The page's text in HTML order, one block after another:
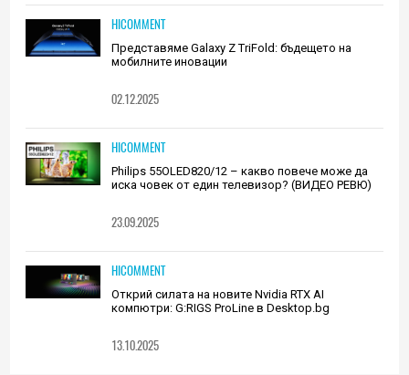
HICOMMENT
Представяме Galaxy Z TriFold: бъдещето на
мобилните иновации
02.12.2025
HICOMMENT
Philips 55OLED820/12 – какво повече може да
иска човек от един телевизор? (ВИДЕО РЕВЮ)
23.09.2025
HICOMMENT
Открий силата на новите Nvidia RTX AI
компютри: G:RIGS ProLine в Desktop.bg
13.10.2025